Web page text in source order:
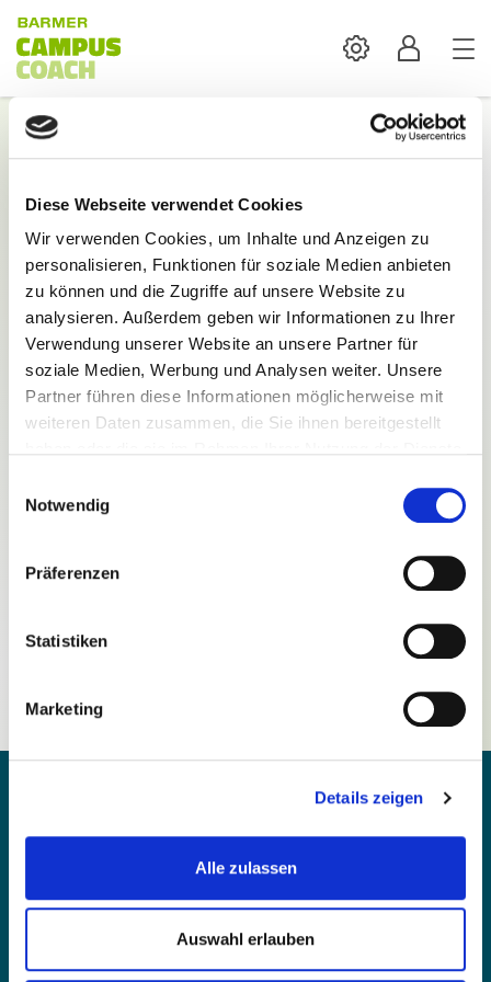
Diese Webseite verwendet Cookies
Wir verwenden Cookies, um Inhalte und Anzeigen zu
personalisieren, Funktionen für soziale Medien anbieten
zu können und die Zugriffe auf unsere Website zu
analysieren. Außerdem geben wir Informationen zu Ihrer
Verwendung unserer Website an unsere Partner für
soziale Medien, Werbung und Analysen weiter. Unsere
Partner führen diese Informationen möglicherweise mit
weiteren Daten zusammen, die Sie ihnen bereitgestellt
Notwendig
Präferenzen
Statistiken
Marketing
Details zeigen
Alle zulassen
Auswahl erlauben
SettingsProfil
Login
Funktionen des BARMER Campus Coach verfügbar.
E-Mail:
Passwort:
Kontakt
Einfache Sprache